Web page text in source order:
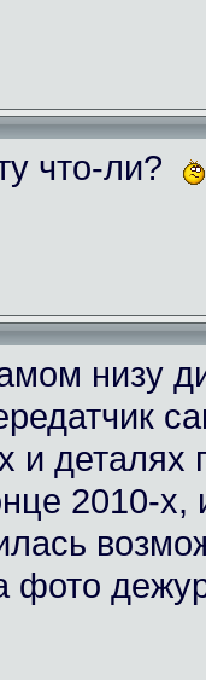
что-ли?
низу
и деталях
2010-х,
фото